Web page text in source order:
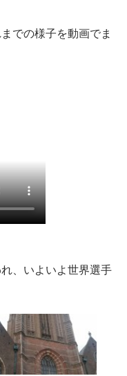
での様子を動画でま
、いよいよ世界選手